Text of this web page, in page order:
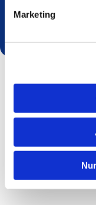
Marketing
Dies